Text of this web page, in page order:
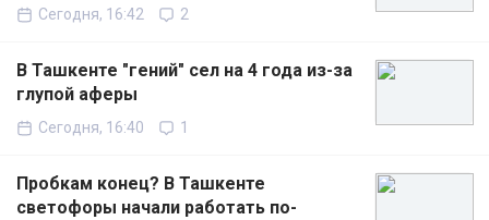
Сегодня, 16:42 2
В Ташкенте "гений" сел на 4 года из-за
глупой аферы
Сегодня, 16:40 1
Пробкам конец? В Ташкенте
светофоры начали работать по-